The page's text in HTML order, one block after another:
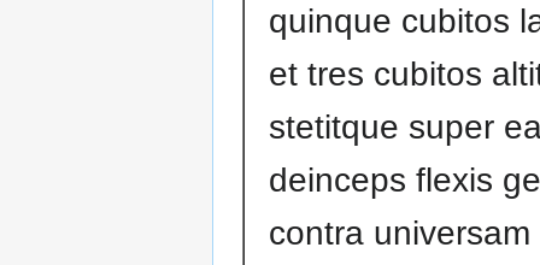
quinque cubitos
et tres cubitos
stetitque super
deinceps flexis
contra universam